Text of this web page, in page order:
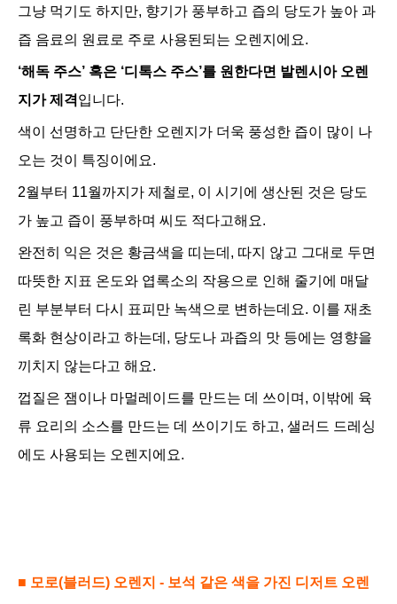
그냥 먹기도 하지만, 향기가 풍부하고 즙의 당도가 높아 과
즙 음료의 원료로 주로 사용된되는 오렌지에요.
‘해독 주스’ 혹은 ‘디톡스 주스’를 원한다면 발렌시아 오렌
지가 제격입니다.
색이 선명하고 단단한 오렌지가 더욱 풍성한 즙이 많이 나
오는 것이 특징이에요.
2월부터 11월까지가 제철로, 이 시기에 생산된 것은 당도
가 높고 즙이 풍부하며 씨도 적다고해요.
완전히 익은 것은 황금색을 띠는데, 따지 않고 그대로 두면
따뜻한 지표 온도와 엽록소의 작용으로 인해 줄기에 매달
린 부분부터 다시 표피만 녹색으로 변하는데요. 이를 재초
록화 현상이라고 하는데, 당도나 과즙의 맛 등에는 영향을
끼치지 않는다고 해요.
껍질은 잼이나 마멀레이드를 만드는 데 쓰이며, 이밖에 육
류 요리의 소스를 만드는 데 쓰이기도 하고, 샐러드 드레싱
에도 사용되는 오렌지에요.
■ 모로(블러드) 오렌지 - 보석 같은 색을 가진 디저트 오렌